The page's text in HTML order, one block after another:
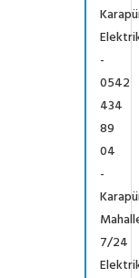
-
0542
434
89
04
-
7/24